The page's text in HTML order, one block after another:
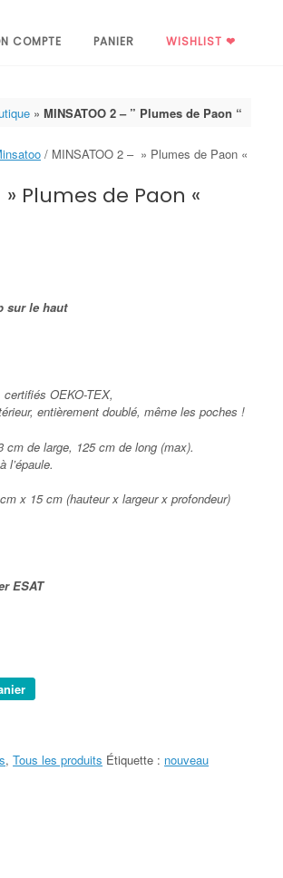
COMPTE PANIER WISHLIST ❤
»MINSATOO 2 – ” Plumes de Paon “
/ MINSATOO 2 – » Plumes de Paon «
» Plumes de Paon «
sur le haut
OEKO-TEX,
entièrement doublé, même les poches !
cm de large, 125 cm de long (max).
l’épaule.
x 15 cm (hauteur x largeur x profondeur)
ESAT
,Tous les produits Étiquette : nouveau